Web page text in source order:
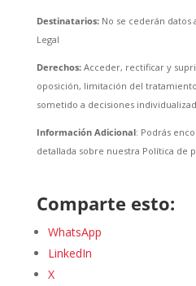
Destinatarios: No se cederán datos
Legal
Derechos: Acceder, rectificar y
oposición, limitación del
sometido a decisiones
Información Adicional: Podrás
detallada sobre nuestra Política de
Comparte esto:
WhatsApp
LinkedIn
X